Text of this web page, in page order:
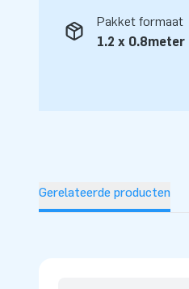
Pakket formaat
1.2 x 0.8meter
Gerelateerde producten